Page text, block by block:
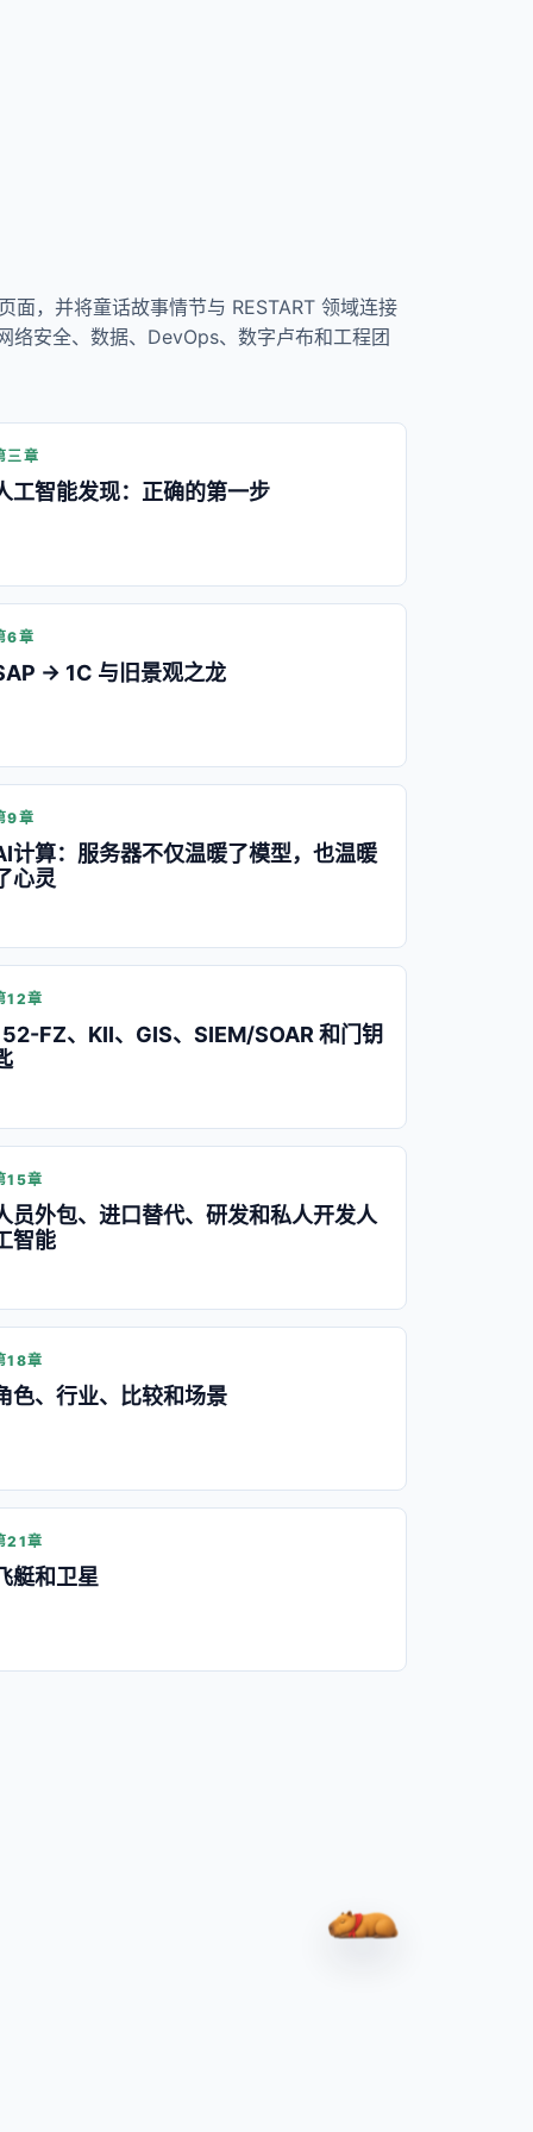
面，并将童话故事情节与 RESTART 领域连接
络安全、数据、DevOps、数字卢布和工程团
三章
工智能发现：正确的第一步
6章
→ 1C 与旧景观之龙
9章
计算：服务器不仅温暖了模型，也温暖
心灵
12章
FZ、KII、GIS、SIEM/SOAR 和门钥
15章
员外包、进口替代、研发和私人开发人
智能
18章
色、行业、比较和场景
21章
艇和卫星